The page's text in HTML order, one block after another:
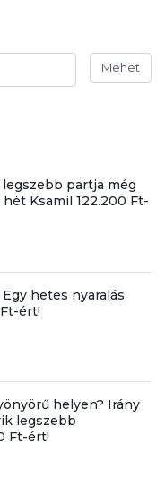
Mehet
partja még
Ksamil 122.200 Ft-
hetes nyaralás
ért!
helyen? Irány
legszebb
Ft-ért!